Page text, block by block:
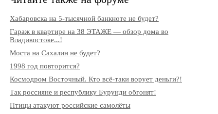
Хабаровска на 5-тысячной банкноте не будет?
Гараж в квартире на 38 ЭТАЖЕ — обзор дома во
Владивостоке...!
Моста на Сахалин не будет?
1998 год повторится?
Космодром Восточный. Кто всё-таки ворует деньги?!
Так россияне и республику Бурунди обгонят!
Птицы атакуют российские самолёты